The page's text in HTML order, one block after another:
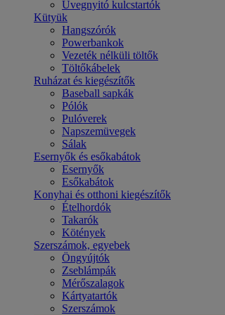
Üvegnyitó kulcstartók
Kütyük
Hangszórók
Powerbankok
Vezeték nélküli töltők
Töltőkábelek
Ruházat és kiegészítők
Baseball sapkák
Pólók
Pulóverek
Napszemüvegek
Sálak
Esernyők és esőkabátok
Esernyők
Esőkabátok
Konyhai és otthoni kiegészítők
Ételhordók
Takarók
Kötények
Szerszámok, egyebek
Öngyújtók
Zseblámpák
Mérőszalagok
Kártyatartók
Szerszámok